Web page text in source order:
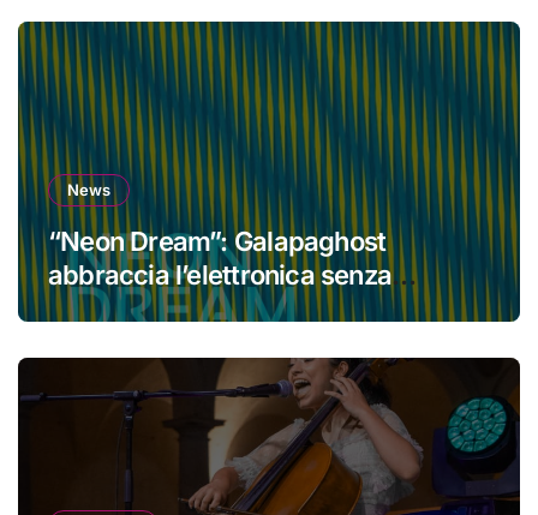
News
“Neon Dream”: Galapaghost
abbraccia l’elettronica senza
perdere la propria identità